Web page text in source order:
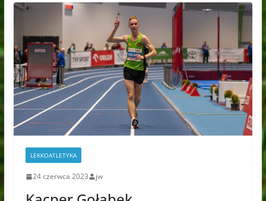
LEKKOATLETYKA
24 czerwca 2023 jw